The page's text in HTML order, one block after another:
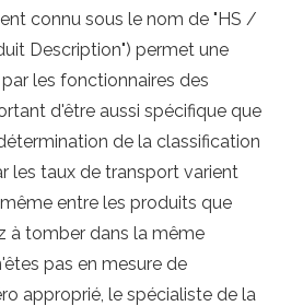
connu sous le nom de "HS /
Description") permet une
les fonctionnaires des
d'être aussi spécifique que
de la classification
les taux de transport varient
entre les produits que
à tomber dans la même
pas en mesure de
approprié, le spécialiste de la